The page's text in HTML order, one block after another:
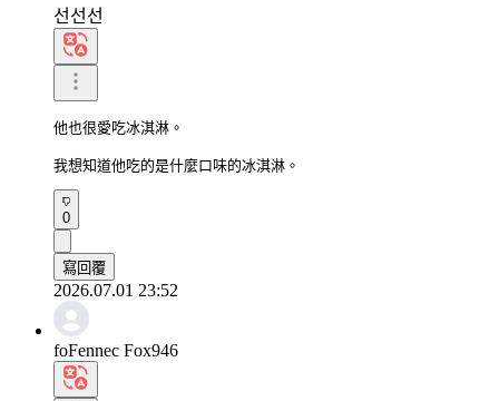
선선선
他也很愛吃冰淇淋。
我想知道他吃的是什麼口味的冰淇淋。
0
寫回覆
2026.07.01 23:52
foFennec Fox946